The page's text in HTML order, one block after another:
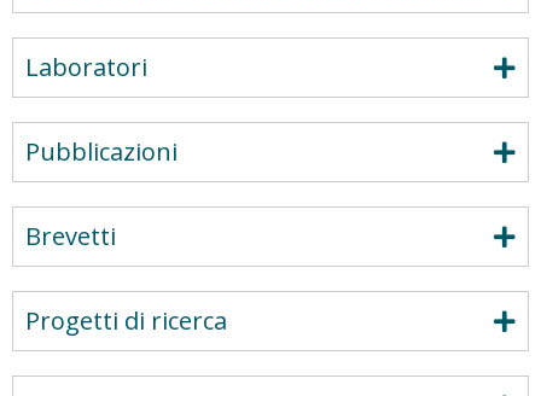
Laboratori
Pubblicazioni
Brevetti
Progetti di ricerca